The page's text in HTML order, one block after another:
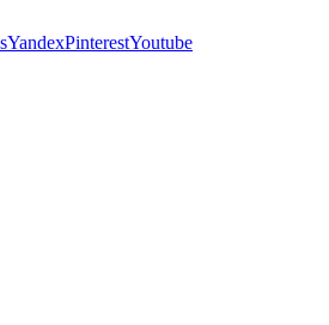
YandexPinterestYoutube